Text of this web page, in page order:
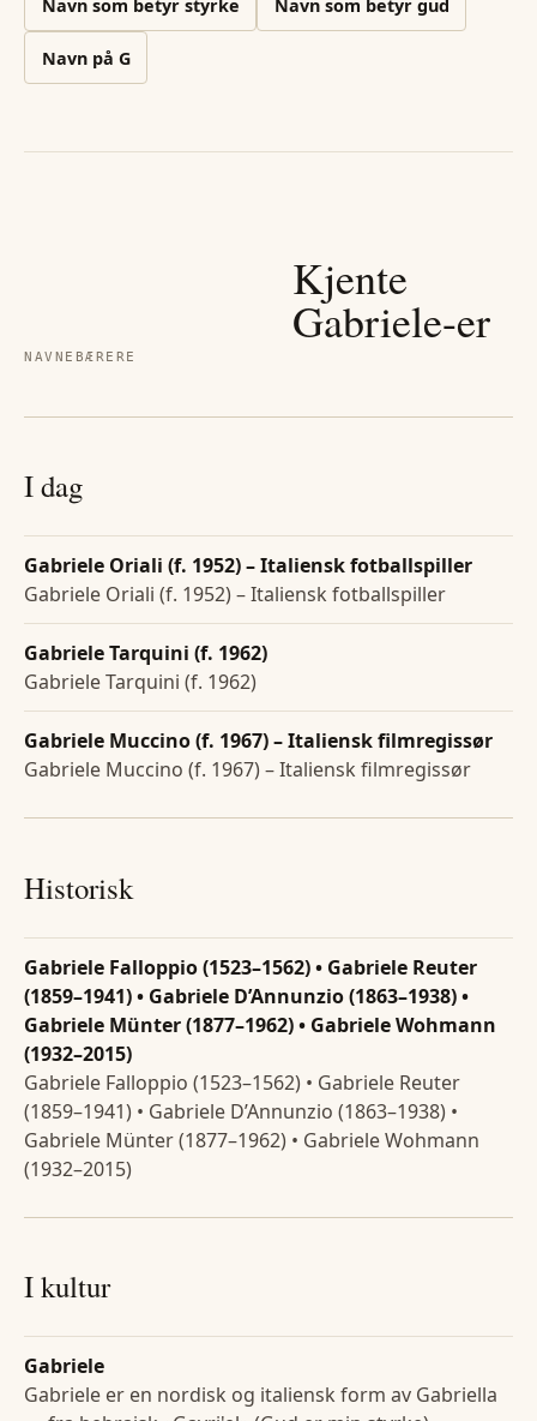
Navn som betyr styrke Navn som betyr gud
Navn på G
NAVNEBÆRERE
Kjente
Gabriele-er
I dag
Gabriele Oriali (f. 1952) – Italiensk fotballspiller
Gabriele Oriali (f. 1952) – Italiensk fotballspiller
Gabriele Tarquini (f. 1962)
Gabriele Tarquini (f. 1962)
Gabriele Muccino (f. 1967) – Italiensk filmregissør
Gabriele Muccino (f. 1967) – Italiensk filmregissør
Historisk
Gabriele Falloppio (1523–1562) • Gabriele Reuter
(1859–1941) • Gabriele D’Annunzio (1863–1938) •
Gabriele Münter (1877–1962) • Gabriele Wohmann
(1932–2015)
Gabriele Falloppio (1523–1562) • Gabriele Reuter
(1859–1941) • Gabriele D’Annunzio (1863–1938) •
Gabriele Münter (1877–1962) • Gabriele Wohmann
(1932–2015)
I kultur
Gabriele
Gabriele er en nordisk og italiensk form av Gabriella